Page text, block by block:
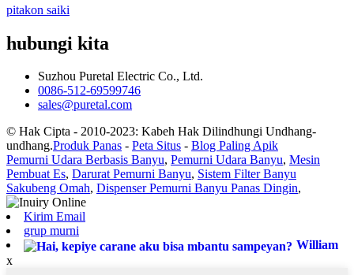
pitakon saiki
hubungi kita
Suzhou Puretal Electric Co., Ltd.
0086-512-69599746
sales@puretal.com
© Hak Cipta - 2010-2023: Kabeh Hak Dilindhungi Undhang-
undhang.Produk Panas - Peta Situs - Blog Paling Apik
Pemurni Udara Berbasis Banyu, Pemurni Udara Banyu, Mesin
Pembuat Es, Darurat Pemurni Banyu, Sistem Filter Banyu
Sakubeng Omah, Dispenser Pemurni Banyu Panas Dingin,
Kirim Email
grup murni
William
x